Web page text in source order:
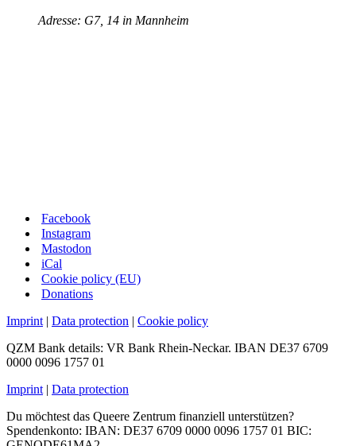
Adresse: G7, 14 in Mannheim
Facebook
Instagram
Mastodon
iCal
Cookie policy (EU)
Donations
Imprint | Data protection | Cookie policy
QZM Bank details: VR Bank Rhein-Neckar. IBAN DE37 6709
0000 0096 1757 01
Imprint | Data protection
Du möchtest das Queere Zentrum finanziell unterstützen?
Spendenkonto: IBAN: DE37 6709 0000 0096 1757 01 BIC: